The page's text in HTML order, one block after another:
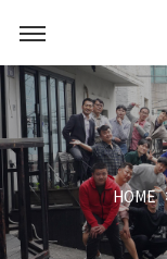
HOME